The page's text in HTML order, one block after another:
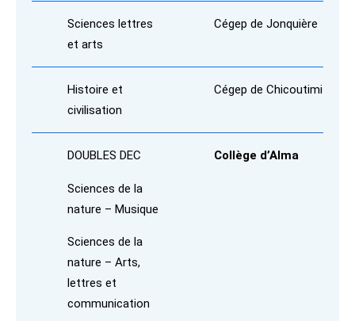
Sciences lettres
et arts
Cégep de Jonquière
Histoire et
civilisation
Cégep de Chicoutimi
DOUBLES DEC
Sciences de la
nature – Musique
Sciences de la
nature – Arts,
lettres et
communication
Collège d’Alma